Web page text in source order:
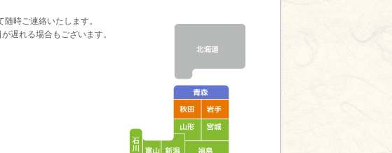
時ご連絡いたします。
遅れる場合もございます。